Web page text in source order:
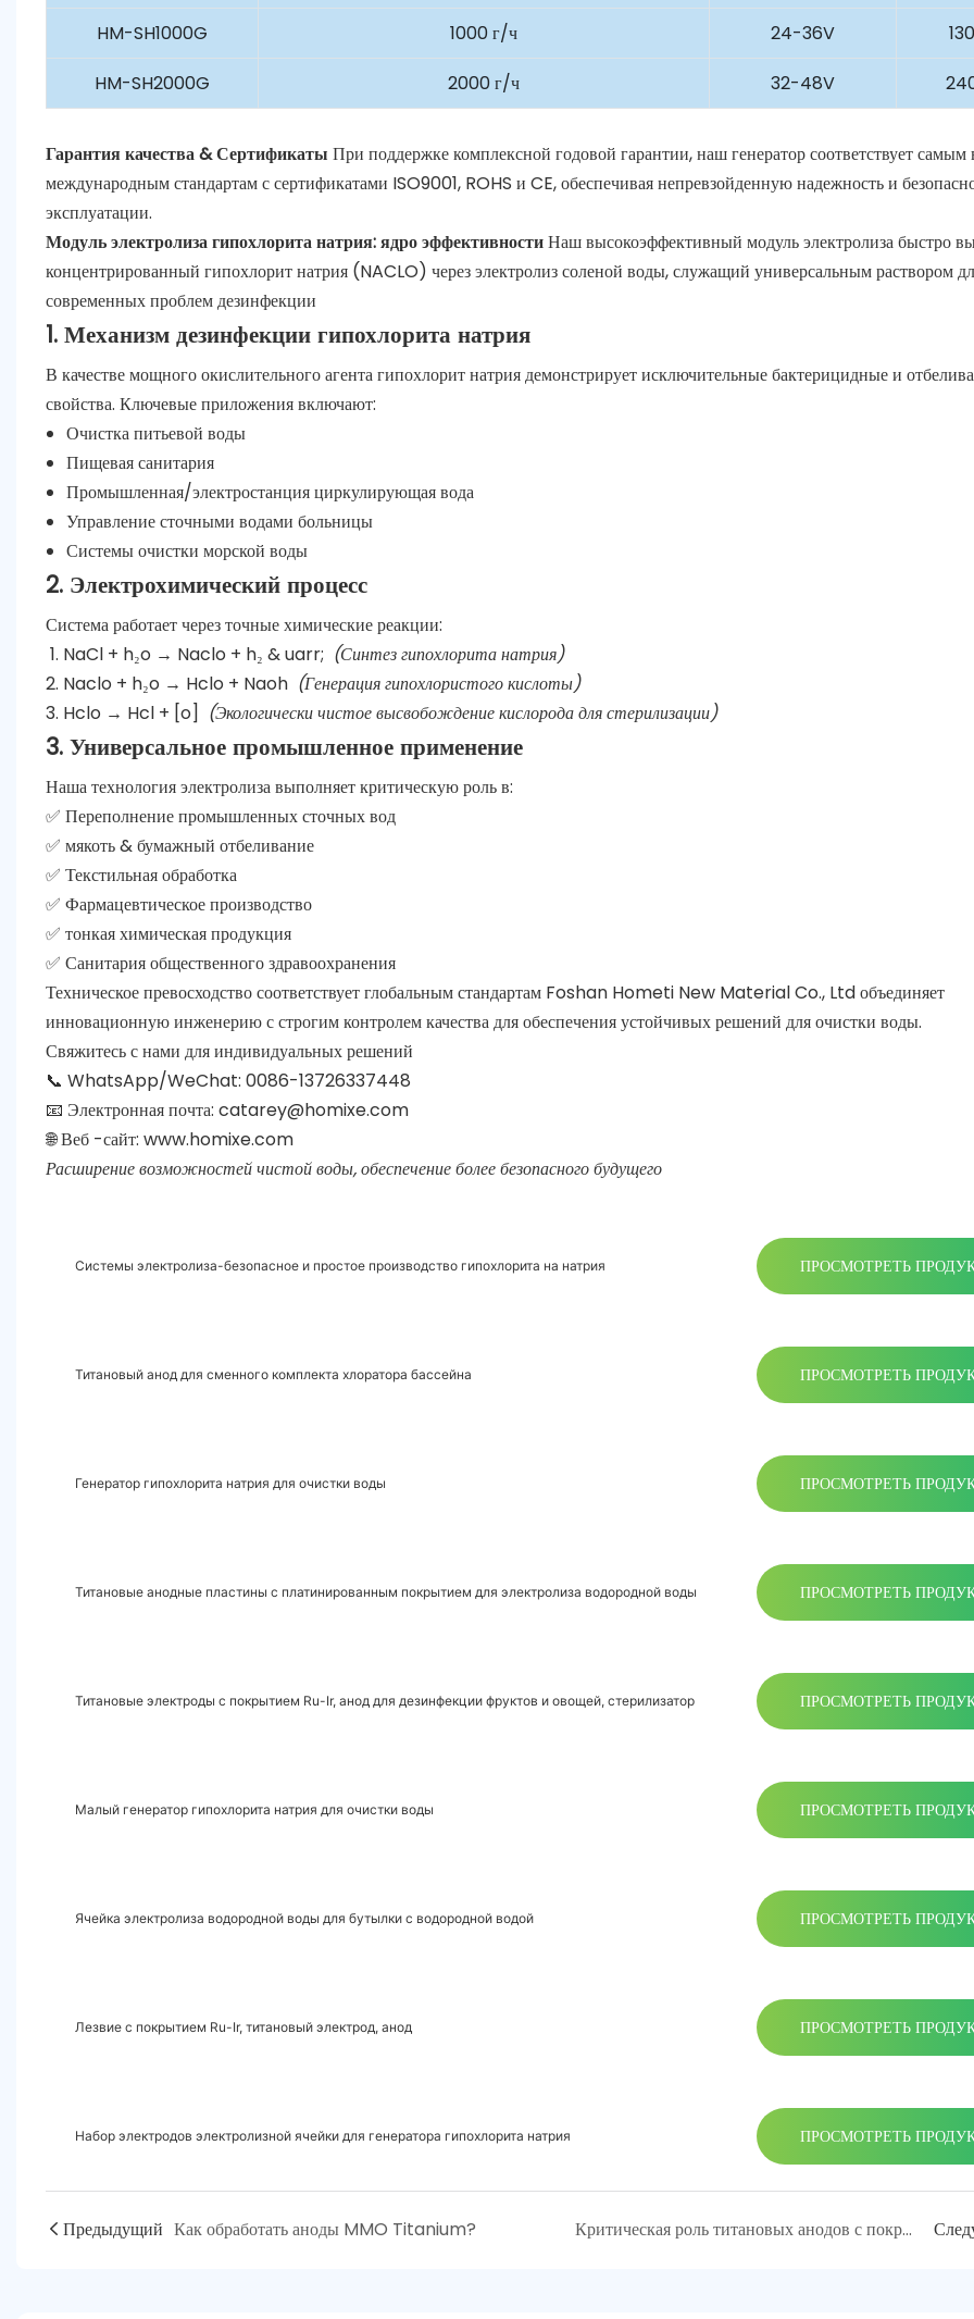
HM-SH1000G
1000 г/ч 24-36V
HM-SH2000G
2000 г/ч 32-48V
Гарантия качества & Сертификаты При поддержке комплексной годовой гарантии, наш генератор соответствует
международным стандартам с сертификатами ISO9001, ROHS и CE, обеспечивая непревзойденную надежность и
эксплуатации.
Модуль электролиза гипохлорита натрия: ядро ​​эффективностиНаш высокоэффективный модуль электролиза быстро
концентрированный гипохлорит натрия (NACLO) через электролиз соленой воды, служащий универсальным раствором
современных проблем дезинфекции
1. Механизм дезинфекции гипохлорита натрия
В качестве мощного окислительного агента гипохлорит натрия демонстрирует исключительные бактерицидные и
свойства. Ключевые приложения включают:
Очистка питьевой воды
Пищевая санитария
Промышленная/электростанция циркулирующая вода
Управление сточными водами больницы
Системы очистки морской воды
2. Электрохимический процесс
Система работает через точные химические реакции:
NaCl + h₂o → Naclo + h₂ & uarr; (Синтез гипохлорита натрия)
Naclo + h₂o → Hclo + Naoh (Генерация гипохлористого кислоты)
Hclo → Hcl + [o] (Экологически чистое высвобождение кислорода для стерилизации)
3. Универсальное промышленное применение
Наша технология электролиза выполняет критическую роль в:
✅ Переполнение промышленных сточных вод
✅ мякоть & бумажный отбеливание
✅ Текстильная обработка
✅ Фармацевтическое производство
✅ тонкая химическая продукция
✅ Санитария общественного здравоохранения
Техническое превосходство соответствует глобальным стандартам Foshan Hometi New Material Co., Ltd объединяет
инновационную инженерию с строгим контролем качества для обеспечения устойчивых решений для очистки воды.
Свяжитесь с нами для индивидуальных решений
📞 WhatsApp/WeChat: 0086-13726337448
📧 Электронная почта: catarey@homixe.com
🌐 Веб -сайт: www.homixe.com
Расширение возможностей чистой воды, обеспечение более безопасного будущего
Системы электролиза-безопасное и простое производство гипохлорита на натрия ПРОСМОТРЕТЬ
Титановый анод для сменного комплекта хлоратора бассейна ПРОСМОТРЕТЬ
Генератор гипохлорита натрия для очистки воды ПРОСМОТРЕТЬ
Титановые анодные пластины с платинированным покрытием для электролиза водородной воды ПРОСМОТРЕТЬ
Титановые электроды с покрытием Ru-Ir, анод для дезинфекции фруктов и овощей, стерилизатор ПРОСМОТРЕТЬ
Малый генератор гипохлорита натрия для очистки воды ПРОСМОТРЕТЬ
Ячейка электролиза водородной воды для бутылки с водородной водой ПРОСМОТРЕТЬ
Лезвие с покрытием Ru-Ir, титановый электрод, анод ПРОСМОТРЕТЬ
Набор электродов электролизной ячейки для генератора гипохлорита натрия ПРОСМОТРЕТЬ
Предыдущий Как обработать аноды MMO Titanium? Критическая роль титановых анодов с покрытием платины в современном гальванинге